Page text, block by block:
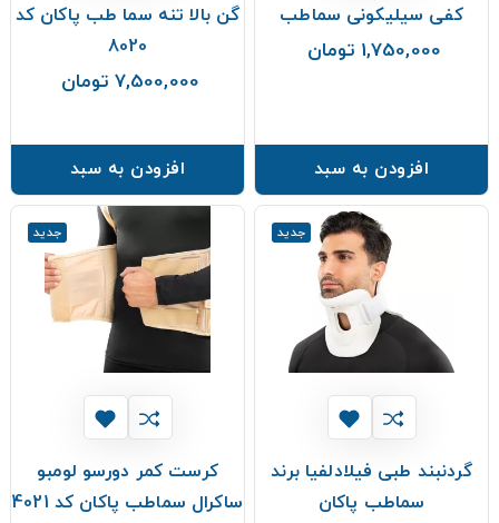
کفی سیلیکونی سماطب
1,750,000 تومان
افزودن به سبد
گن بالا تنه سما طب پاکان کد
8020
7,500,000 تومان
افزودن به سبد
جدید
گردنبند طبی فیلادلفیا برند
سماطب پاکان
جدید
کرست کمر دورسو لومبو
ساکرال سماطب پاکان کد 4021